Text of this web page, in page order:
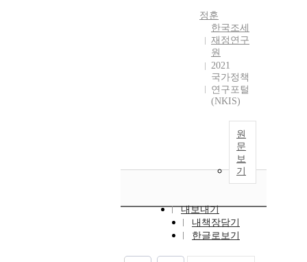
정훈
한국조세
재정연구
원
2021
국가정책
연구포털
(NKIS)
원
문
보
기
내보내기
내책장담기
한글로보기